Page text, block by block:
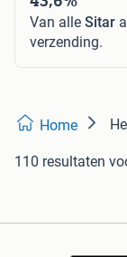
Van alle Sitar
verzending.
Home
110 resultaten